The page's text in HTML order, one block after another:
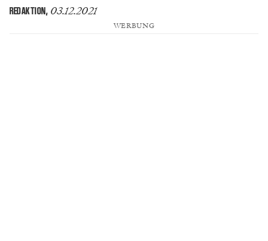
REDAKTION, 03.12.2021
WERBUNG